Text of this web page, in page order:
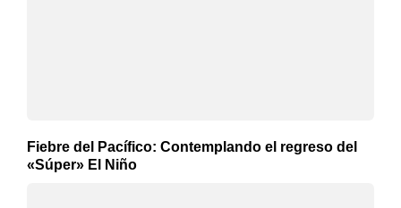
Fiebre del Pacífico: Contemplando el regreso del
«Súper» El Niño